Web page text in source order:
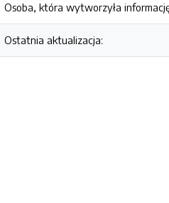
Osoba, która wytworzyła
Ostatnia aktualizacja: